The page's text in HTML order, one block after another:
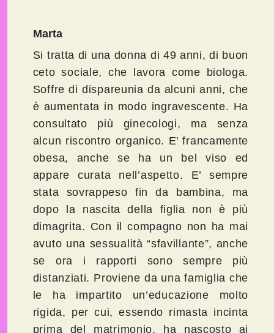
Marta
Si tratta di una donna di 49 anni, di buon
ceto sociale, che lavora come biologa.
Soffre di dispareunia da alcuni anni, che
è aumentata in modo ingravescente. Ha
consultato più ginecologi, ma senza
alcun riscontro organico. E’ francamente
obesa, anche se ha un bel viso ed
appare curata nell’aspetto. E’ sempre
stata sovrappeso fin da bambina, ma
dopo la nascita della figlia non è più
dimagrita. Con il compagno non ha mai
avuto una sessualità “sfavillante”, anche
se ora i rapporti sono sempre più
distanziati. Proviene da una famiglia che
le ha impartito un’educazione molto
rigida, per cui, essendo rimasta incinta
prima del matrimonio, ha nascosto ai